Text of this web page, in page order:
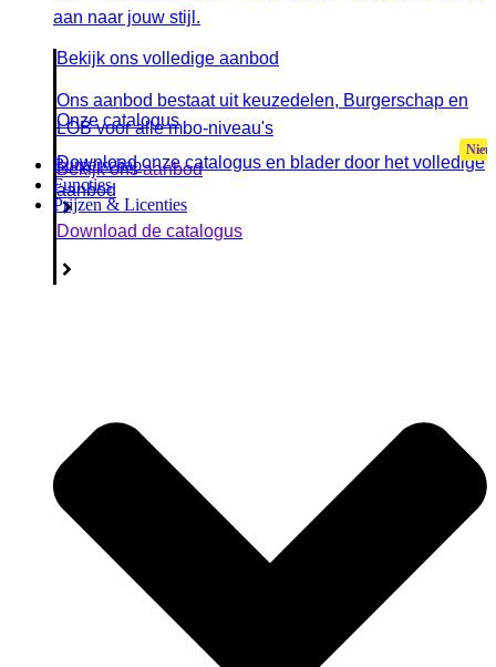
aan naar jouw stijl.
Bekijk ons volledige aanbod
Ons aanbod bestaat uit keuzedelen, Burgerschap en
LOB voor alle mbo-niveau's
Bekijk ons aanbod
Onze catalogus
Download onze catalogus en blader door het volledige
aanbod
Download de catalogus
Burgerschap
Functies
Prijzen & Licenties